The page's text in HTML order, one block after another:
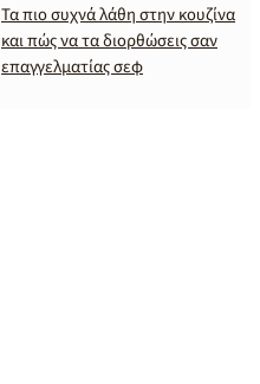
Τα πιο συχνά λάθη στην κουζίνα
και πώς να τα διορθώσεις σαν
επαγγελματίας σεφ